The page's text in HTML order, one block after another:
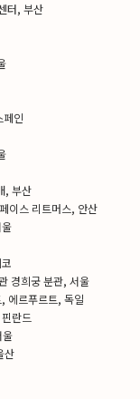
터, 부산
인
, 부산
이스 리트머스, 안산
경희궁 분관, 서울
에르푸르트, 독일
란드
산